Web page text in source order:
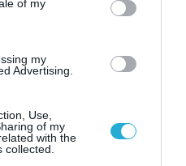
of my
my
Advertising.
Use,
of my
with the
συνεργασία